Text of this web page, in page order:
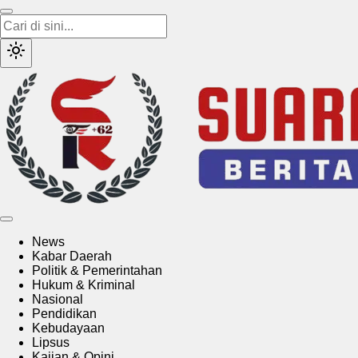
News
Kabar Daerah
Politik & Pemerintahan
Hukum & Kriminal
Nasional
Pendidikan
Kebudayaan
Lipsus